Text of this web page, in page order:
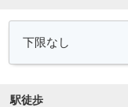
駅徒歩